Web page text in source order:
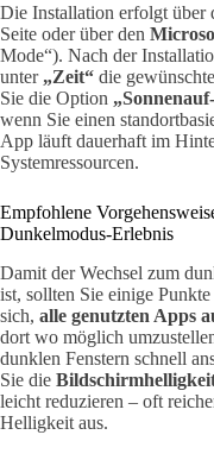
Die Installation erfolgt über
Seite oder über den
Mode“). Nach der
unter „Zeit“ die
Sie die Option
wenn Sie einen
App läuft dauerhaft im
Systemressourcen.
Empfohlene
Dunkelmodus-Erlebnis
Damit der Wechsel zum
ist, sollten Sie einige
sich, alle genutzten Apps
dort wo möglich
dunklen Fenstern schnell
Sie die
leicht reduzieren – oft
Helligkeit aus.